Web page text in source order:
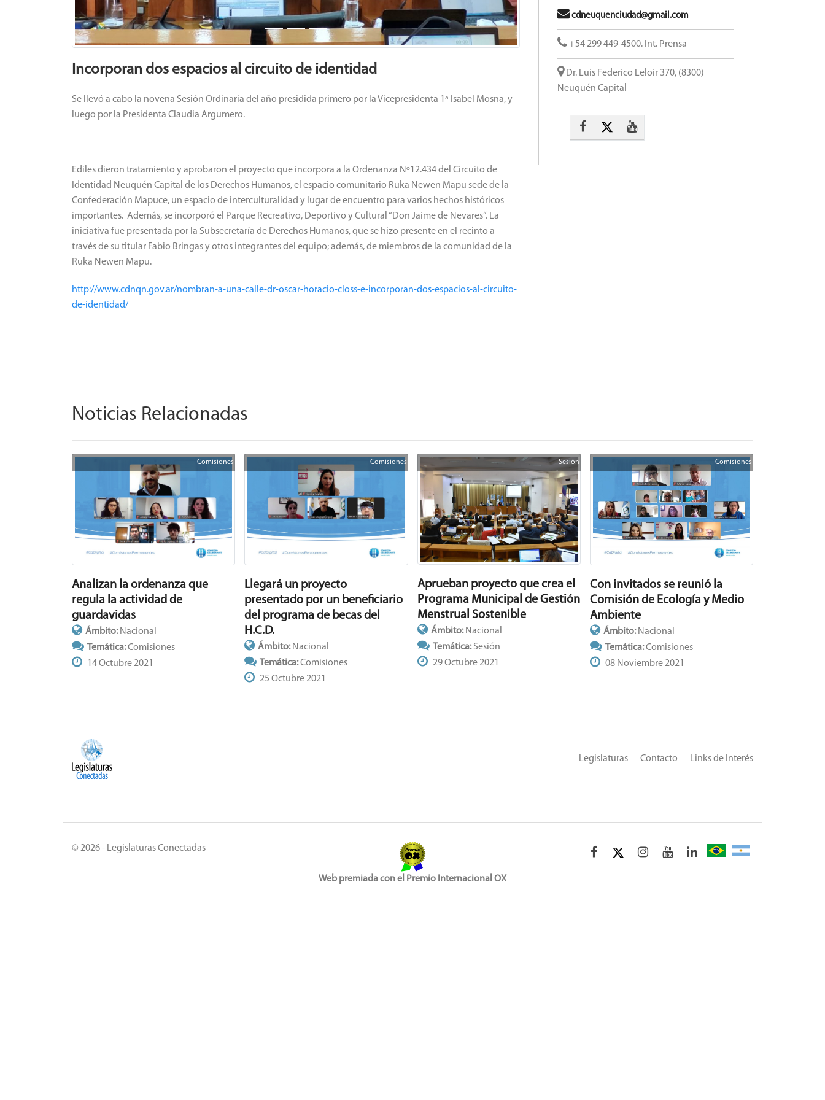
Incorporan dos espacios al circuito de identidad
Se llevó a cabo la novena Sesión Ordinaria del año presidida primero por la Vicepresidenta 1ª Isabel Mosna, y
luego por la Presidenta Claudia Argumero.
Ediles dieron tratamiento y aprobaron el proyecto que incorpora a la Ordenanza Nº12.434 del Circuito de
Identidad Neuquén Capital de los Derechos Humanos, el espacio comunitario Ruka Newen Mapu sede de la
Confederación Mapuce, un espacio de interculturalidad y lugar de encuentro para varios hechos históricos
importantes. Además, se incorporó el Parque Recreativo, Deportivo y Cultural “Don Jaime de Nevares”. La
iniciativa fue presentada por la Subsecretaría de Derechos Humanos, que se hizo presente en el recinto a
través de su titular Fabio Bringas y otros integrantes del equipo; además, de miembros de la comunidad de la
Ruka Newen Mapu.
http://www.cdnqn.gov.ar/nombran-a-una-calle-dr-oscar-horacio-closs-e-incorporan-dos-espacios-al-circuito-
de-identidad/
cdneuquenciudad@gmail.com
+54 299 449-4500. Int. Prensa
Dr. Luis Federico Leloir 370, (8300)
Neuquén Capital
Noticias Relacionadas
Comisiones
Analizan la ordenanza que
regula la actividad de
guardavidas
Ámbito: Nacional
Temática:Comisiones
14 Octubre 2021
Comisiones
Llegará un proyecto
presentado por un beneficiario
del programa de becas del
H.C.D.
Ámbito: Nacional
Temática:Comisiones
25 Octubre 2021
Sesión
Aprueban proyecto que crea el
Programa Municipal de Gestión
Menstrual Sostenible
Ámbito: Nacional
Temática:Sesión
29 Octubre 2021
Comisiones
Con invitados se reunió la
Comisión de Ecología y Medio
Ambiente
Ámbito: Nacional
Temática:Comisiones
08 Noviembre 2021
Links de Interés
Contacto
Legislaturas
© 2026 - Legislaturas Conectadas
Web premiada con el Premio Internacional OX